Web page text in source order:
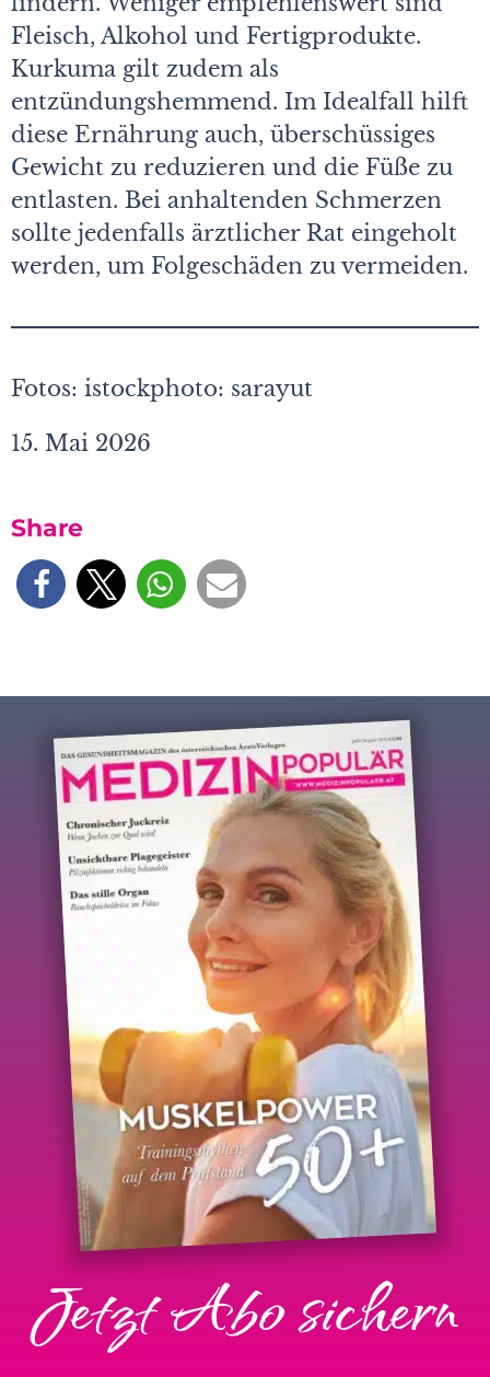
Fleisch, Alkohol und Fertigprodukte.
Kurkuma gilt zudem als
entzündungshemmend. Im Idealfall hilft
diese Ernährung auch, überschüssiges
Gewicht zu reduzieren und die Füße zu
entlasten. Bei anhaltenden Schmerzen
sollte jedenfalls ärztlicher Rat eingeholt
werden, um Folgeschäden zu vermeiden.
Fotos: istockphoto: sarayut
15. Mai 2026
Share
Jetzt Abo sichern